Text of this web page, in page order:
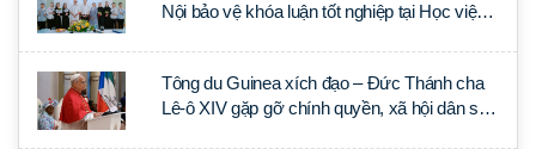
Nội bảo vệ khóa luận tốt nghiệp tại Học viện
Tông du Guinea xích đạo – Đức Thánh cha
Lê-ô XIV gặp gỡ chính quyền, xã hội dân sự